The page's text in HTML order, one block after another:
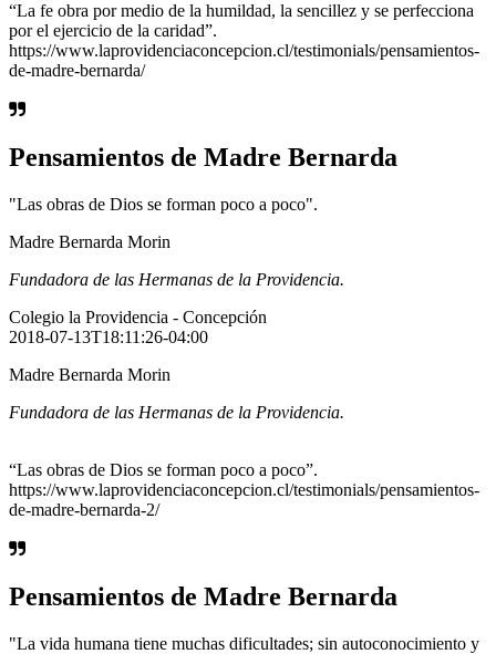
“La fe obra por medio de la humildad, la sencillez y se perfecciona
por el ejercicio de la caridad”.
https://www.laprovidenciaconcepcion.cl/testimonials/pensamientos-
de-madre-bernarda/
Pensamientos de Madre Bernarda
"Las obras de Dios se forman poco a poco".
Madre Bernarda Morin
Fundadora de las Hermanas de la Providencia.
Colegio la Providencia - Concepción
2018-07-13T18:11:26-04:00
Madre Bernarda Morin
Fundadora de las Hermanas de la Providencia.
“Las obras de Dios se forman poco a poco”.
https://www.laprovidenciaconcepcion.cl/testimonials/pensamientos-
de-madre-bernarda-2/
Pensamientos de Madre Bernarda
"La vida humana tiene muchas dificultades; sin autoconocimiento y